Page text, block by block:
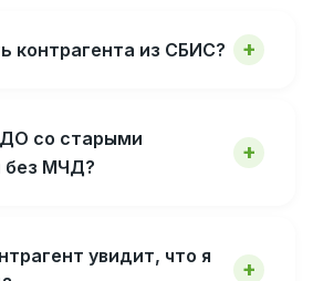
контрагента из СБИС?
со старыми
без МЧД?
увидит, что я